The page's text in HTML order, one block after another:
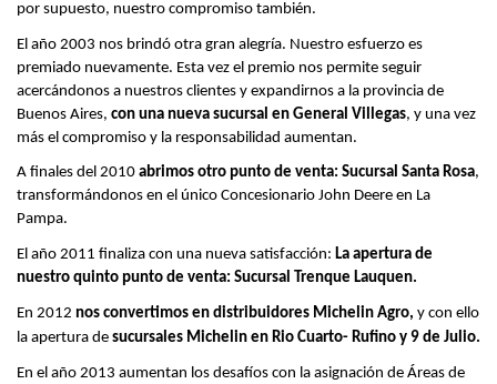
por supuesto, nuestro compromiso también.
El año 2003 nos brindó otra gran alegría. Nuestro esfuerzo es
premiado nuevamente. Esta vez el premio nos permite seguir
acercándonos a nuestros clientes y expandirnos a la provincia de
Buenos Aires, con una nueva sucursal en General Villegas, y una vez
más el compromiso y la responsabilidad aumentan.
A finales del 2010 abrimos otro punto de venta: Sucursal Santa Rosa,
transformándonos en el único Concesionario John Deere en La
Pampa.
El año 2011 finaliza con una nueva satisfacción: La apertura de
nuestro quinto punto de venta: Sucursal Trenque Lauquen.
En 2012 nos convertimos en distribuidores Michelin Agro, y con ello
la apertura de sucursales Michelin en Rio Cuarto- Rufino y 9 de Julio.
En el año 2013 aumentan los desafíos con la asignación de Áreas de